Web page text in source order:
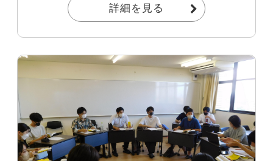
詳細を見る